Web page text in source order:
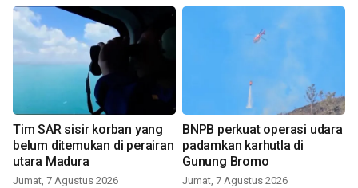
Tim SAR sisir korban yang
belum ditemukan di perairan
utara Madura
Jumat, 7 Agustus 2026
BNPB perkuat operasi udara
padamkan karhutla di
Gunung Bromo
Jumat, 7 Agustus 2026